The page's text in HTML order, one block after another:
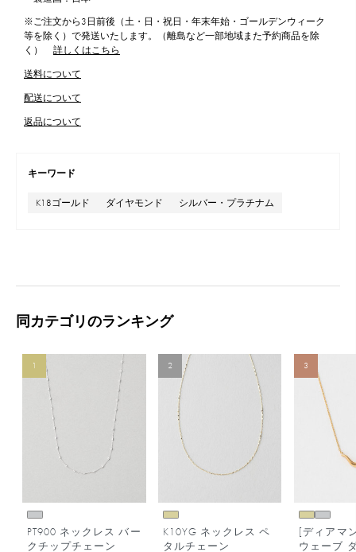
※ご注文から3日前後（土・日・祝日・年末年始・ゴールデンウィーク
等を除く）で発送いたします。（離島など一部地域また予約商品を除
く）
詳しくはこちら
送料について
配送について
返品について
キーワード
K18ゴールド ダイヤモンド シルバー・プラチナム
同カテゴリのランキング
1
PT900 ネックレス バー
クチップチェーン
2
K10YG ネックレス ペ
タルチェーン
3
[ディアマ
ウェーブ